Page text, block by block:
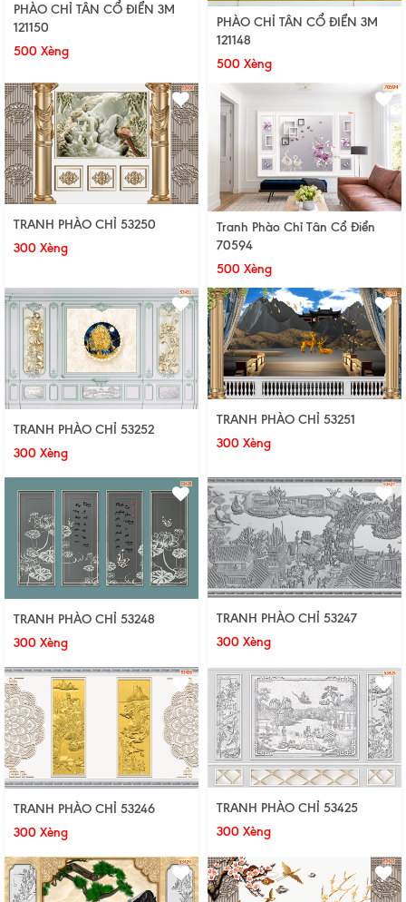
PHÀO CHỈ TÂN CỔ ĐIỂN 3M
121150
500 Xèng
PHÀO CHỈ TÂN CỔ ĐIỂN 3M
121148
500 Xèng
TRANH PHÀO CHỈ 53250
300 Xèng
Tranh Phào Chỉ Tân Cổ Điển
70594
500 Xèng
TRANH PHÀO CHỈ 53252
300 Xèng
TRANH PHÀO CHỈ 53251
300 Xèng
TRANH PHÀO CHỈ 53248
300 Xèng
TRANH PHÀO CHỈ 53247
300 Xèng
TRANH PHÀO CHỈ 53246
300 Xèng
TRANH PHÀO CHỈ 53425
300 Xèng